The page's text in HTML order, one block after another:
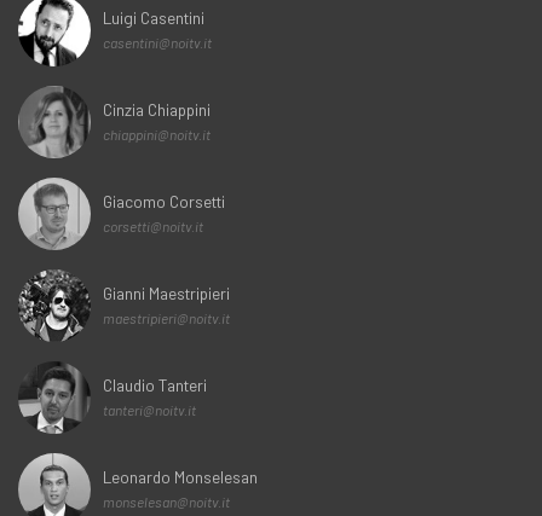
Luigi Casentini
casentini@noitv.it
Cinzia Chiappini
chiappini@noitv.it
Giacomo Corsetti
corsetti@noitv.it
Gianni Maestripieri
maestripieri@noitv.it
Claudio Tanteri
tanteri@noitv.it
Leonardo Monselesan
monselesan@noitv.it